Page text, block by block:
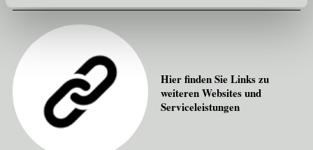
Hier finden Sie Links zu
weiteren Websites und
Serviceleistungen